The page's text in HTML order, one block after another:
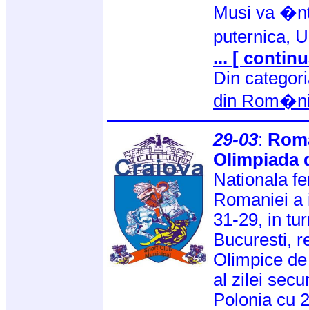
Musi va
puternica,
... [
Din
din
29-03:
Olimpiada
Nationala
Romaniei a
31-29, in
Bucuresti,
Olimpice
al zilei
Polonia cu